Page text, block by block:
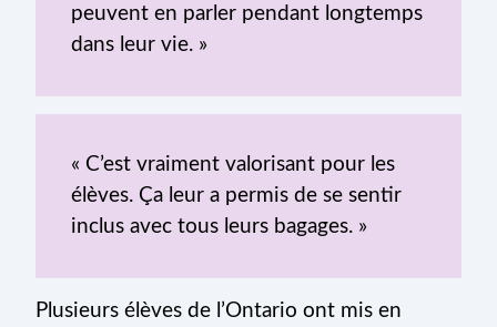
peuvent en parler pendant longtemps
dans leur vie. »
« C’est vraiment valorisant pour les
élèves. Ça leur a permis de se sentir
inclus avec tous leurs bagages. »
Plusieurs élèves de l’Ontario ont mis en